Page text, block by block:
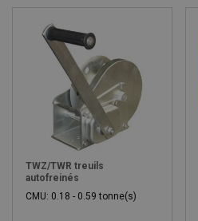
TWZ/TWR treuils
autofreinés
CMU: 0.18 - 0.59 tonne(s)